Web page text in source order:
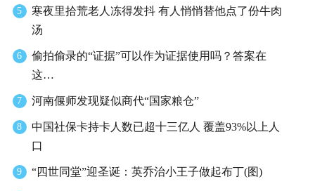
5
寒夜里拾荒老人冻得发抖 有人悄悄替他点了份牛肉
汤
6
偷拍偷录的“证据”可以作为证据使用吗？答案在
这…
7 河南偃师发现疑似商代“国家粮仓”
8
中国社保卡持卡人数已超十三亿人 覆盖93%以上人
口
9 “四世同堂”迎圣诞：英乔治小王子做起布丁(图)